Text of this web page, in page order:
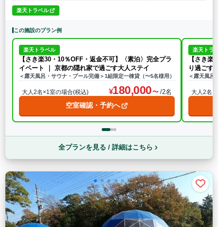
楽天トラベル
この施設のプラン例
楽天トラベル
【さき楽30・10％OFF・返金不可】〈素泊〉完全プラ
イベート ｜ 京都の隠れ家で過ごす大人ステイ
＜露天風呂・サウナ・プール完備＞1組限定一棟貸（〜5名様用）
大人2名×1室の場合(税込) 180,000 /2名
空室確認・予約へ
楽天トラ
【さき
り過ごす
＜露天風呂
大人2名
全プランを見る / 詳細はこちら